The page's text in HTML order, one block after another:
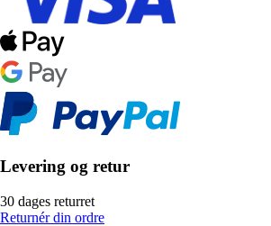
Levering og retur
30 dages returret
Returnér din ordre